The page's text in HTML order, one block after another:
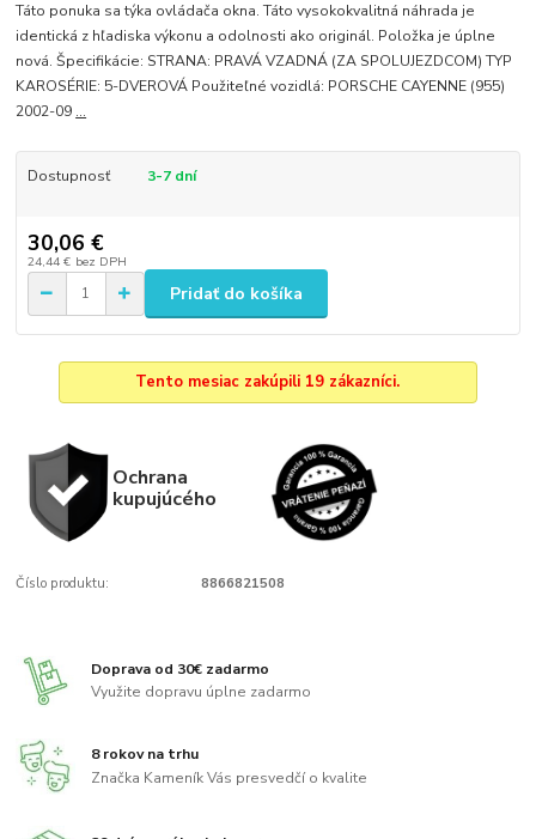
Táto ponuka sa týka ovládača okna. Táto vysokokvalitná náhrada je
identická z hľadiska výkonu a odolnosti ako originál. Položka je úplne
nová. Špecifikácie: STRANA: PRAVÁ VZADNÁ (ZA SPOLUJEZDCOM) TYP
KAROSÉRIE: 5-DVEROVÁ Použiteľné vozidlá: PORSCHE CAYENNE (955)
2002-09 ...
Dostupnosť 3-7 dní
30,06 €
24,44 € bez DPH
Pridať do košíka
Tento mesiac zakúpili 19 zákazníci.
Ochrana
kupujúcého
Číslo produktu: 8866821508
Doprava od 30€ zadarmo
Využite dopravu úplne zadarmo
8 rokov na trhu
Značka Kameník Vás presvedčí o kvalite